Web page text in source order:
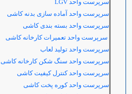
سرپرست واحد
سرپرست واحد آماده سازی بدنه کاشی
سرپرست واحد بسته بندی کاشی
سرپرست واحد تعمیرات کارخانه کاشی
سرپرست واحد تولید لعاب
سرپرست واحد سنگ شکن کارخانه کاشی
سرپرست واحد کنترل کیفیت کاشی
سرپرست واحد کوره پخت کاشی